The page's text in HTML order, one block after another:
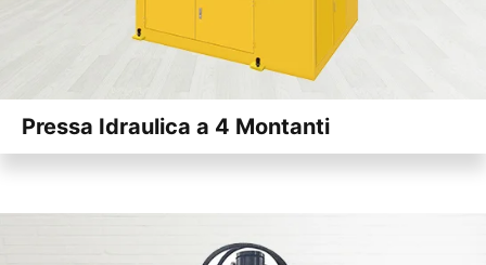
Pressa Idraulica a 4 Montanti